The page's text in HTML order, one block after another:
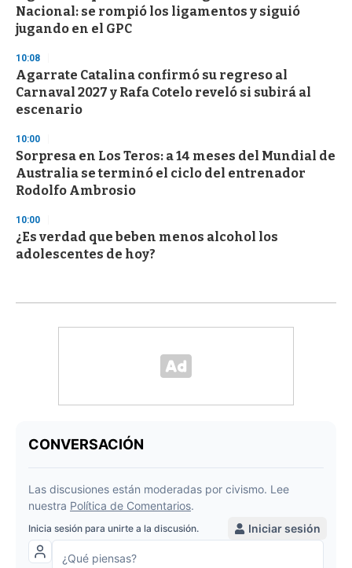
Nacional: se rompió los ligamentos y siguió
jugando en el GPC
10:08
Agarrate Catalina confirmó su regreso al
Carnaval 2027 y Rafa Cotelo reveló si subirá al
escenario
10:00
Sorpresa en Los Teros: a 14 meses del Mundial de
Australia se terminó el ciclo del entrenador
Rodolfo Ambrosio
10:00
¿Es verdad que beben menos alcohol los
adolescentes de hoy?